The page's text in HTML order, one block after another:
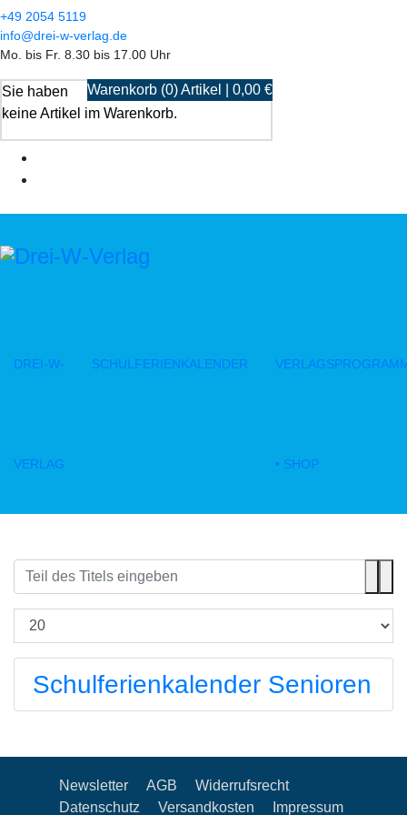
+49 2054 5119
info@drei-w-verlag.de
Mo. bis Fr. 8.30 bis 17.00 Uhr
Warenkorb (0) Artikel | 0,00 €
Sie haben
keine Artikel im Warenkorb.
DREI-W-
VERLAG
SCHULFERIENKALENDER
• SHOP
Schulferienkalender Senioren
Newsletter AGB
Widerrufsrecht
Datenschutz
Versandkosten Impressum